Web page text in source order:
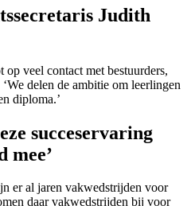
Judith
op veel contact met bestuurders,
delen de ambitie om leerlingen
diploma.’
succeservaring
mee’
er al jaren vakwedstrijden voor
daar vakwedstrijden bij voor